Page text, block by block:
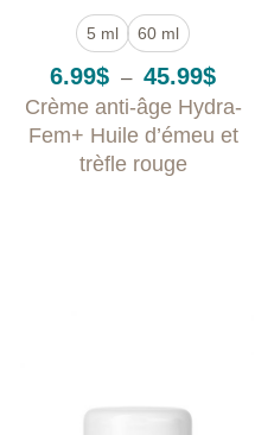
5 ml 60 ml
6.99$ – 45.99$Plage
prix :
6.99$
à
Crème anti-âge Hydra-
Fem+ Huile d’émeu et
trèfle rouge